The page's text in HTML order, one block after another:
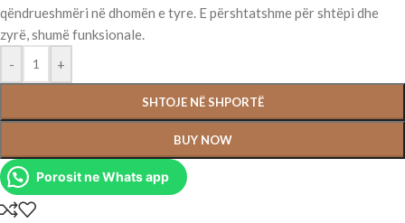
qëndrueshmëri në dhomën e tyre. E përshtatshme për shtëpi dhe
zyrë, shumë funksionale.
-
+
SHTOJE NË SHPORTË
BUY NOW
Porosit ne Whats app